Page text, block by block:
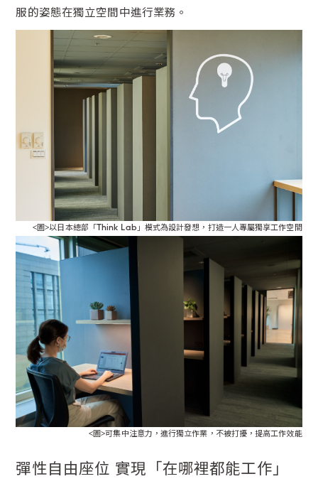
服的姿態在獨立空間中進行業務。
<圖>以日本總部「Think Lab」模式為設計發想，打造一人專屬獨享工作空間
<圖>可集中注意力，進行獨立作業，不被打擾，提高工作效能
彈性自由座位 實現「在哪裡都能工作」